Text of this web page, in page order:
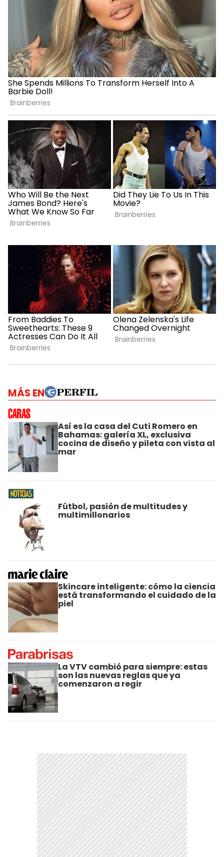
MÁS EN
Así es la casa del Cuti Romero en
Bahamas: galería XL, exclusiva
cocina de diseño y pileta con vista al
mar
Fútbol, pasión de multitudes y
multimillonarios
Skincare inteligente: cómo la ciencia
está transformando el cuidado de la
piel
La VTV cambió para siempre: estas
son las nuevas reglas que ya
comenzaron a regir